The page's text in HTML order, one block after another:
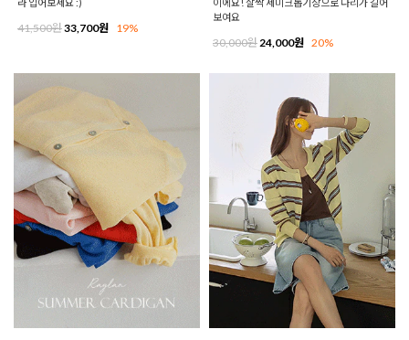
라 입어보세요 :)
41,500원33,700원 19%
이에요! 살짝 세미크롭기장으로 다리가 길어
보여요
30,000원24,000원 20%